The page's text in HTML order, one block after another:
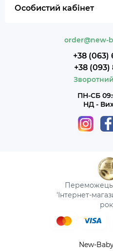
Особистий кабінет
order@new-
+38 (063)
+38 (093)
ПН-СБ
НД -
New-
Переможець
'Інтернет-